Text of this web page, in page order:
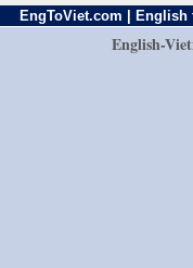
EngToViet.com |
English-